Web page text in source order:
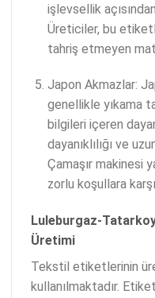
işlevsellik
Üreticiler, bu
tahriş etmeyen
Japon Akmazlar:
genellikle yıkama
bilgileri içeren
dayanıklılığı ve
Çamaşır makinesi
zorlu koşullara
Luleburgaz-
Üretimi
Tekstil etiketlerinin
kullanılmaktadır.